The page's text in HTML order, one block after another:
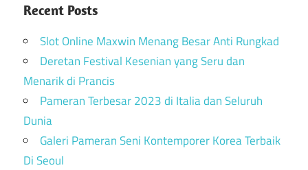
Recent Posts
Slot Online Maxwin Menang Besar Anti Rungkad
Deretan Festival Kesenian yang Seru dan
Menarik di Prancis
Pameran Terbesar 2023 di Italia dan Seluruh
Dunia
Galeri Pameran Seni Kontemporer Korea Terbaik
Di Seoul